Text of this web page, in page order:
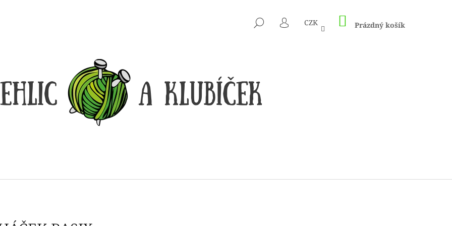
HLEDAT
PŘIHLÁŠENÍ
CZK NÁKUPNÍ
KOŠÍK
Prázdný košík
CO POTŘEBUJETE NAJÍT?
HLEDAT
Kč